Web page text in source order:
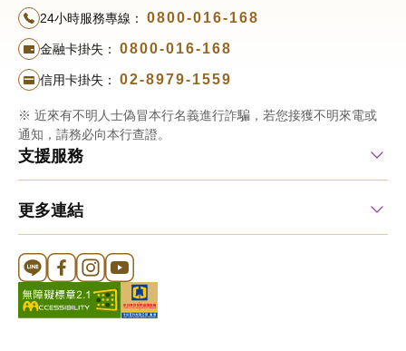
24小時服務專線： 0800-016-168
金融卡掛失： 0800-016-168
信用卡掛失： 02-8979-1559
※ 近來有不明人士偽冒本行名義進行詐騙，若您接獲不明來電或
通知，請務必向本行查證。
支援服務
更多連結
Line 官方帳號
FB 官方帳號
Instagram 官方帳號
YouTube 官方帳號